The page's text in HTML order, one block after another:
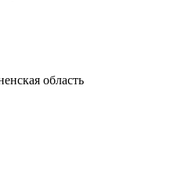
область